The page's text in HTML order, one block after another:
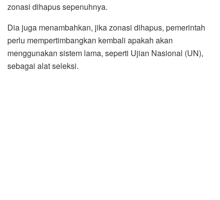
zonasi dihapus sepenuhnya.
Dia juga menambahkan, jika zonasi dihapus, pemerintah
perlu mempertimbangkan kembali apakah akan
menggunakan sistem lama, seperti Ujian Nasional (UN),
sebagai alat seleksi.